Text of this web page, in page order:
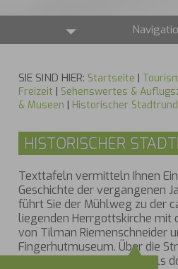
SIE SIND HIER: Startseite |
Freizeit | Sehenswertes &
& Museen | Historischer
HISTORISCHER
Texttafeln vermitteln Ihnen
Geschichte der vergangenen
führt Sie der Mühlweg zu der
liegenden Herrgottskirche mit
von Tilman Riemenschneider
Fingerhutmuseum. Über die
Münster kann man ebenfalls